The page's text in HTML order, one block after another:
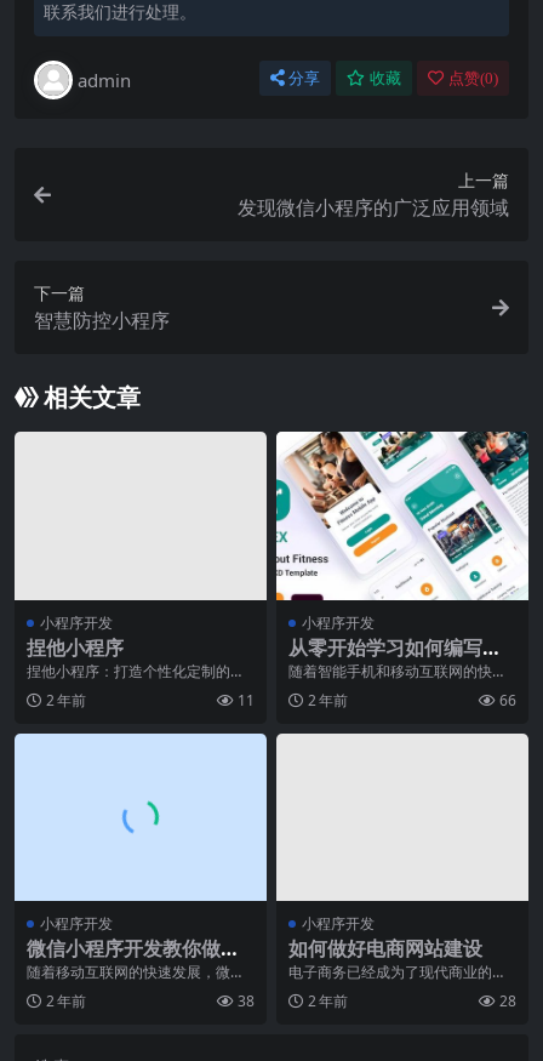
联系我们进行处理。
admin 分享 收藏 点赞(0)
上一篇
发现微信小程序的广泛应用领域
下一篇
智慧防控小程序
相关文章
小程序开发
捏他小程序
捏他小程序：打造个性化定制的艺
术品随着科技的不断发展，人们对
于艺术品的需求也在不
2 年前 11
小程序开发
从零开始学习如何编写一
个小程序
随着智能手机和移动互联网的快速
发展，小程序逐渐成为了人们生活
中不可或缺的一部分。
2 年前 66
小程序开发
微信小程序开发教你做一
个高质量的小程序分销商
城！
随着移动互联网的快速发展，微信
小程序已经成为了各行各业的重要
推广和服务平台。而小
2 年前 38
小程序开发
如何做好电商网站建设
电子商务已经成为了现代商业的主
流模式，开设一个具有高效功能的
电商网站，对于企业的
2 年前 28